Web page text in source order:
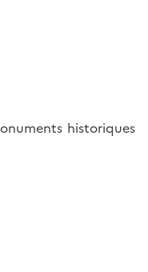
historiques